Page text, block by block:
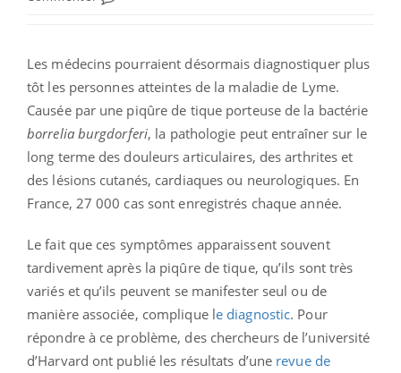
Les médecins pourraient désormais diagnostiquer plus
tôt les personnes atteintes de la maladie de Lyme.
Causée par une piqûre de tique porteuse de la bactérie
borrelia burgdorferi, la pathologie peut entraîner sur le
long terme des douleurs articulaires, des arthrites et
des lésions cutanés, cardiaques ou neurologiques. En
France, 27 000 cas sont enregistrés chaque année.
Le fait que ces symptômes apparaissent souvent
tardivement après la piqûre de tique, qu’ils sont très
variés et qu’ils peuvent se manifester seul ou de
manière associée, complique le diagnostic. Pour
répondre à ce problème, des chercheurs de l’université
d’Harvard ont publié les résultats d’une revue de